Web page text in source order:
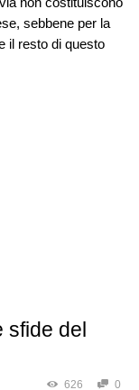
sebbene per la
il resto di questo
sfide del
626 0